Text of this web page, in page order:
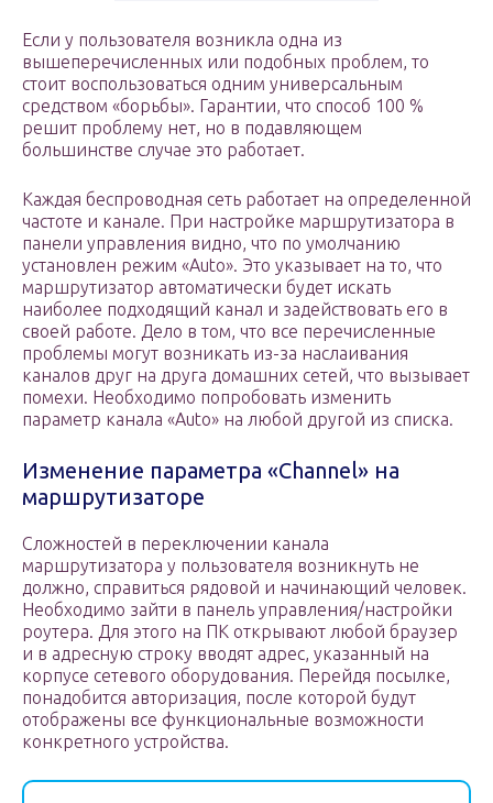
Если у пользователя возникла одна из
вышеперечисленных или подобных проблем, то
стоит воспользоваться одним универсальным
средством «борьбы». Гарантии, что способ 100 %
решит проблему нет, но в подавляющем
большинстве случае это работает.
Каждая беспроводная сеть работает на определенной
частоте и канале. При настройке маршрутизатора в
панели управления видно, что по умолчанию
установлен режим «Auto». Это указывает на то, что
маршрутизатор автоматически будет искать
наиболее подходящий канал и задействовать его в
своей работе. Дело в том, что все перечисленные
проблемы могут возникать из-за наслаивания
каналов друг на друга домашних сетей, что вызывает
помехи. Необходимо попробовать изменить
параметр канала «Auto» на любой другой из списка.
Изменение параметра «Channel» на
маршрутизаторе
Сложностей в переключении канала
маршрутизатора у пользователя возникнуть не
должно, справиться рядовой и начинающий человек.
Необходимо зайти в панель управления/настройки
роутера. Для этого на ПК открывают любой браузер
и в адресную строку вводят адрес, указанный на
корпусе сетевого оборудования. Перейдя посылке,
понадобится авторизация, после которой будут
отображены все функциональные возможности
конкретного устройства.